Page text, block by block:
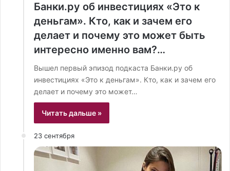
Банки.ру об инвестициях «Это к
деньгам». Кто, как и зачем его
делает и почему это может быть
интересно именно вам?…
Вышел первый эпизод подкаста Банки.ру об
инвестициях «Это к деньгам». Кто, как и зачем его
делает и почему это может…
Читать дальше »
23 сентября